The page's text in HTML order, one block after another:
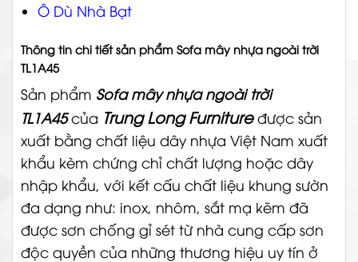
Ô Dù Nhà Bạt
Thông tin chi tiết sản phẩm Sofa mây nhựa ngoài trời
TL1A45
Sản phẩm Sofa mây nhựa ngoài trời
TL1A45của Trung Long Furnituređược sản
xuất bằng chất liệu dây nhựa Việt Nam xuất
khẩu kèm chứng chỉ chất lượng hoặc dây
nhập khẩu, với kết cấu chất liệu khung sườn
đa dạng như: inox, nhôm, sắt mạ kẽm đã
được sơn chống gỉ sét từ nhà cung cấp sơn
độc quyền của những thương hiệu uy tín ở